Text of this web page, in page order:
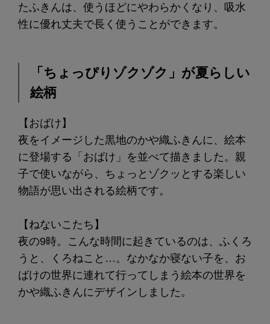
たふきんは、使うほどにやわらかくなり、吸水
性に優れ丈夫で長く使うことができます。
「ちょっぴりゾクゾク」が夏らしい
絵柄
【おばけ】
夜をイメージした黒地のかや織ふきんに、絵本
に登場する「おばけ」を並べて描きました。親
子で使いながら、ちょっとゾクッとする楽しい
物語が思い出される絵柄です。
【ねないこたち】
夜の9時。こんな時間に起きているのは、ふくろ
うと、くろねこと…。なかなか寝ない子を、お
ばけの世界に連れて行ってしまう絵本の世界を
かや織ふきんにデザインしました。